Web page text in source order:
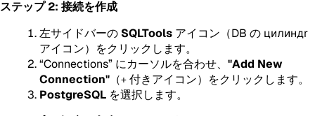
ステップ 2: 接続を作成
左サイドバーの SQLTools アイコン（DB の цилиндr
アイコン）をクリックします。
“Connections” にカーソルを合わせ、 "Add New
Connection" （+ 付きアイコン）をクリックします。
PostgreSQL を選択します。